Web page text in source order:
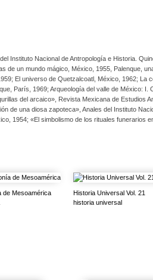
aportes en el campo de la investigación
Instituto Nacional de Antropología e Historia.
un mundo mágico, México, 1955, Palenque,
El universo de Quetzalcoatl, México, 1962; La
París, 1969; Arqueología del valle de México:
del arcaico», Revista Mexicana de Estudios
de una diosa zapoteca», Anales del Instituto
1954; «El simbolismo de los rituales
de Mesoamérica
Historia Universal Vol. 21
historia universal